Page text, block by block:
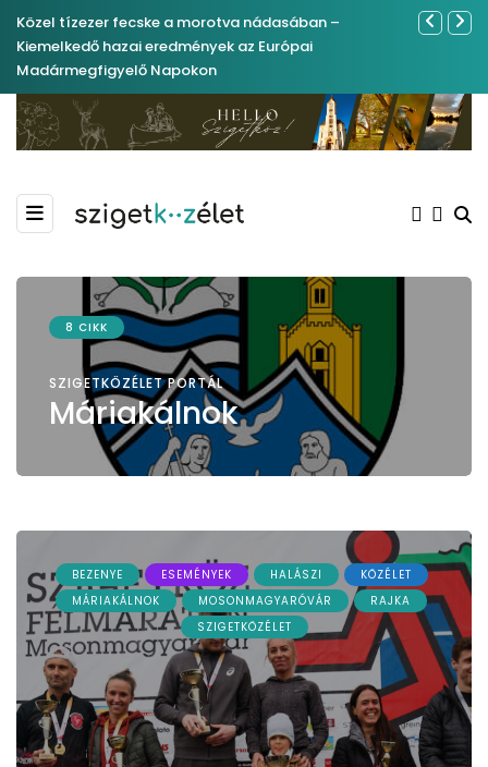
Közel tízezer fecske a morotva nádasában –
Kiemelkedő hazai eredmények az Európai
Madármegfigyelő Napokon
Ferenc
8 CIKK
SZIGETKÖZÉLET PORTÁL
Máriakálnok
BEZENYE ESEMÉNYEK HALÁSZI
KÖZÉLET
MÁRIAKÁLNOK
MOSONMAGYARÓVÁR
RAJKA
SZIGETKÖZÉLET